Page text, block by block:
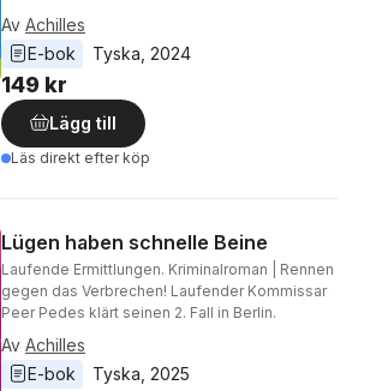
Av Achilles
E-bok
Tyska 2024
149 kr
Lägg till
Läs direkt efter köp
Lügen haben schnelle Beine
Laufende Ermittlungen. Kriminalroman | Rennen
gegen das Verbrechen! Laufender Kommissar
Peer Pedes klärt seinen 2. Fall in Berlin.
Av Achilles
E-bok
Tyska 2025